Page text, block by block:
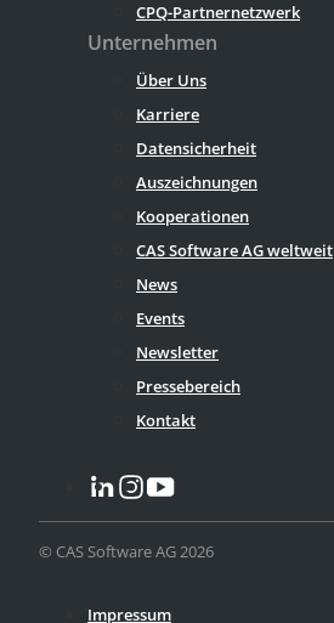
CPQ-Partnernetzwerk
Unternehmen
Über Uns
Karriere
Datensicherheit
Auszeichnungen
Kooperationen
CAS Software AG weltweit
News
Events
Newsletter
Pressebereich
Kontakt
© CAS Software AG 2026
Impressum